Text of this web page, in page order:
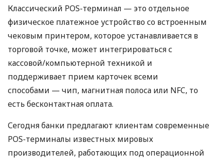
Классический POS-терминал — это отдельное
физическое платежное устройство со встроенным
чековым принтером, которое устанавливается в
торговой точке, может интегрироваться с
кассовой/компьютерной техникой и
поддерживает прием карточек всеми
способами — чип, магнитная полоса или NFC, то
есть бесконтактная оплата.
Сегодня банки предлагают клиентам современные
POS-терминалы известных мировых
производителей, работающих под операционной